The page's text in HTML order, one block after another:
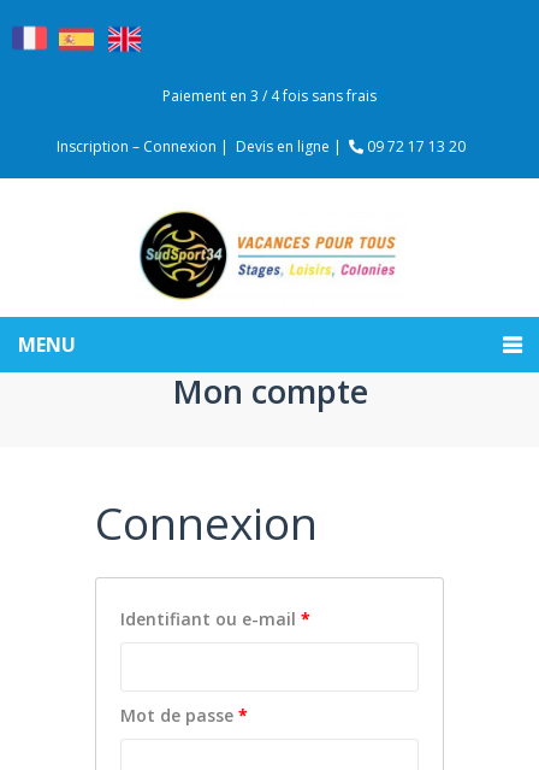
Paiement en 3 / 4 fois sans frais
Inscription – Connexion | Devis en ligne | 09 72 17 13 20
MENU
Mon compte
Connexion
Identifiant ou e-mail *
Mot de passe *